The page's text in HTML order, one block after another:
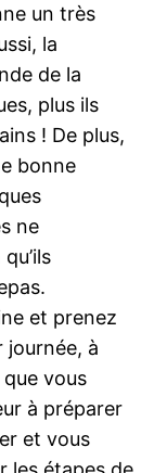
un très
la
de la
plus ils
! De plus,
bonne
ne
et prenez
journée, à
vous
à préparer
et vous